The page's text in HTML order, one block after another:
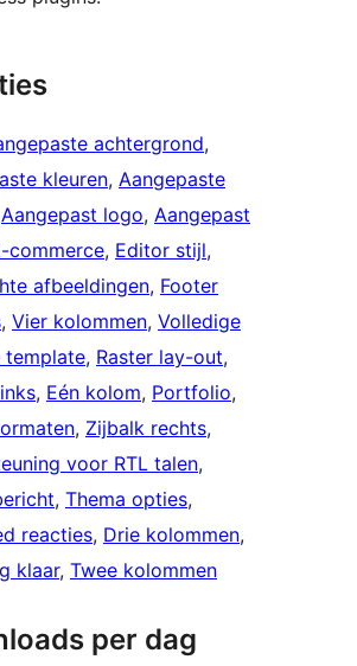
achtergrond
kleuren, Aangepaste
Aangepast logo, Aangepast
commerce, Editor stijl
afbeeldingen, Footer
, Vier kolommen, Volledige
template, Raster lay-out
, Eén kolom, Portfolio
, Zijbalk rechts
voor RTL talen
, Thema opties
reacties, Drie kolommen
klaar, Twee kolommen
per dag